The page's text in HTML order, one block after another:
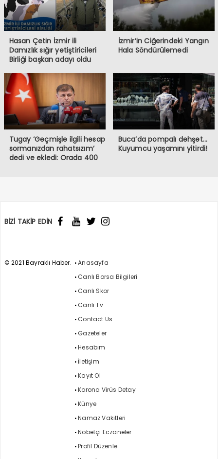
Hasan Çetin İzmir ili
Damızlık sığır yetiştiricileri
Birliği başkan adayı oldu
İzmir’in Ciğerindeki Yangın
Hala Söndürülemedi
Tugay ‘Geçmişle ilgili hesap
sormanızdan rahatsızım’
dedi ve ekledi: Orada 400
Buca’da pompalı dehşet…
Kuyumcu yaşamını yitirdi!
BİZİ TAKİP EDİN
© 2021 Bayraklı Haber.
Anasayfa
Canlı Borsa Bilgileri
Canlı Skor
Canlı Tv
Contact Us
Gazeteler
Hesabım
İletişim
Kayıt Ol
Korona Virüs Detay
Künye
Namaz Vakitleri
Nöbetçi Eczaneler
Profil Düzenle